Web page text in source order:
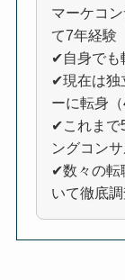
マーケコ
て7年経験
✔自身でも
✔現在は独
ーに転身（
✔これまで
ングコン
✔数々の転
いて徹底